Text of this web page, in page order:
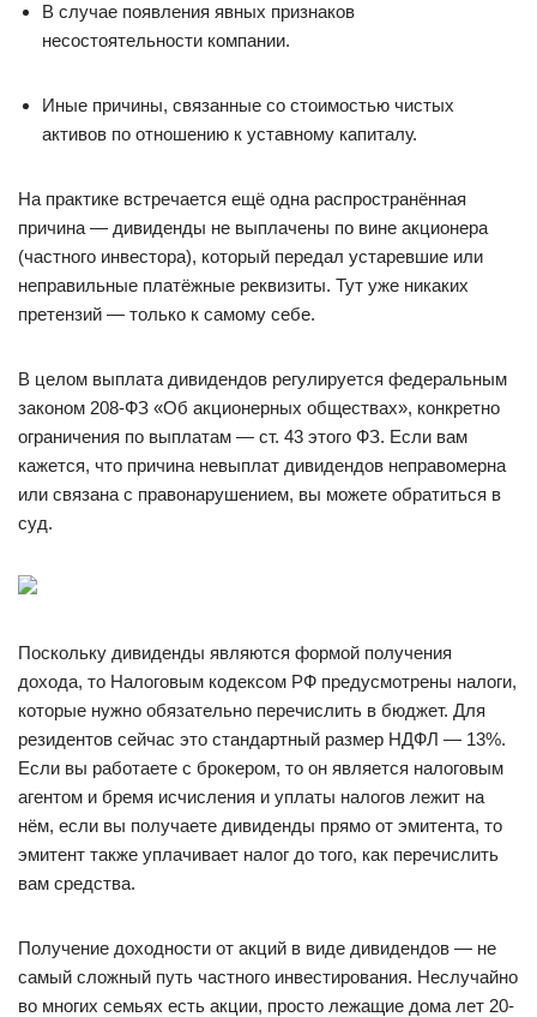
В случае появления явных признаков
несостоятельности компании.
Иные причины, связанные со стоимостью чистых
активов по отношению к уставному капиталу.
На практике встречается ещё одна распространённая
причина — дивиденды не выплачены по вине акционера
(частного инвестора), который передал устаревшие или
неправильные платёжные реквизиты. Тут уже никаких
претензий — только к самому себе.
В целом выплата дивидендов регулируется федеральным
законом 208-ФЗ «Об акционерных обществах», конкретно
ограничения по выплатам — ст. 43 этого ФЗ. Если вам
кажется, что причина невыплат дивидендов неправомерна
или связана с правонарушением, вы можете обратиться в
суд.
Поскольку дивиденды являются формой получения
дохода, то Налоговым кодексом РФ предусмотрены налоги,
которые нужно обязательно перечислить в бюджет. Для
резидентов сейчас это стандартный размер НДФЛ — 13%.
Если вы работаете с брокером, то он является налоговым
агентом и бремя исчисления и уплаты налогов лежит на
нём, если вы получаете дивиденды прямо от эмитента, то
эмитент также уплачивает налог до того, как перечислить
вам средства.
Получение доходности от акций в виде дивидендов — не
самый сложный путь частного инвестирования. Неслучайно
во многих семьях есть акции, просто лежащие дома лет 20-